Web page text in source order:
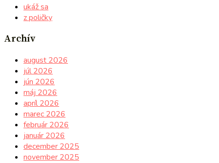
ukáž sa
z poličky
Archív
august 2026
júl 2026
jún 2026
máj 2026
apríl 2026
marec 2026
február 2026
január 2026
december 2025
november 2025